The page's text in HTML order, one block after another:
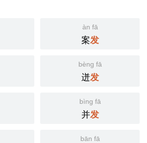
àn fā
案发
bèng fā
迸发
bìng fā
并发
bān fā